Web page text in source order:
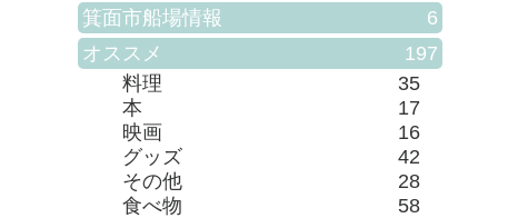
箕面市船場情報
6
オススメ
197
料理
35
本
17
映画
16
グッズ
42
その他
28
食べ物
58